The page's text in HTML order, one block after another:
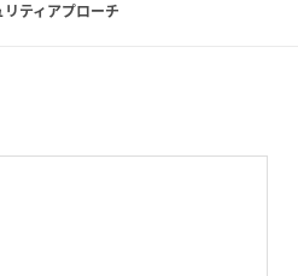
ティアプローチ